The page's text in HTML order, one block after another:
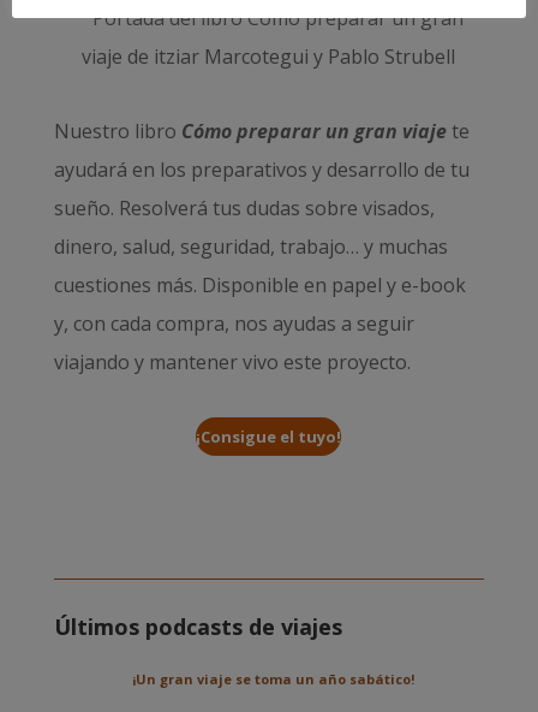
Nuestro libro Cómo preparar un gran viajete
ayudará en los preparativos y desarrollo de tu
sueño. Resolverá tus dudas sobre visados,
dinero, salud, seguridad, trabajo… y muchas
cuestiones más. Disponible en papel y e-book
y, con cada compra, nos ayudas a seguir
viajando y mantener vivo este proyecto.
¡Consigue el tuyo!
Últimos podcasts de viajes
¡Un gran viaje se toma un año sabático!